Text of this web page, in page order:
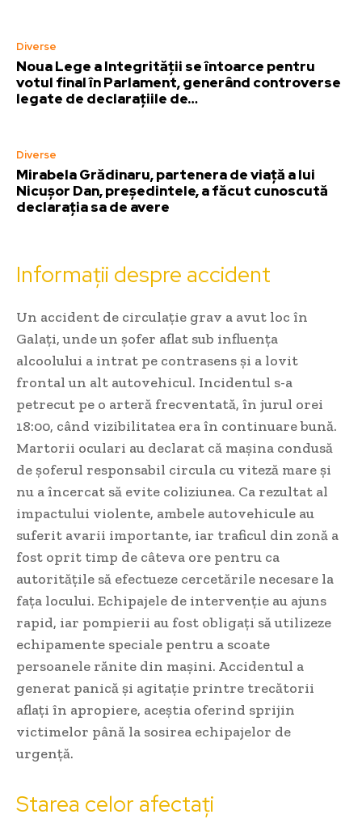
Diverse
Noua Lege a Integrității se întoarce pentru
votul final în Parlament, generând controverse
legate de declarațiile de…
Diverse
Mirabela Grădinaru, partenera de viață a lui
Nicușor Dan, președintele, a făcut cunoscută
declarația sa de avere
Informații despre accident
Un accident de circulație grav a avut loc în
Galați, unde un șofer aflat sub influența
alcoolului a intrat pe contrasens și a lovit
frontal un alt autovehicul. Incidentul s-a
petrecut pe o arteră frecventată, în jurul orei
18:00, când vizibilitatea era în continuare bună.
Martorii oculari au declarat că mașina condusă
de șoferul responsabil circula cu viteză mare și
nu a încercat să evite coliziunea. Ca rezultat al
impactului violente, ambele autovehicule au
suferit avarii importante, iar traficul din zonă a
fost oprit timp de câteva ore pentru ca
autoritățile să efectueze cercetările necesare la
fața locului. Echipajele de intervenție au ajuns
rapid, iar pompierii au fost obligați să utilizeze
echipamente speciale pentru a scoate
persoanele rănite din mașini. Accidentul a
generat panică și agitație printre trecătorii
aflați în apropiere, aceștia oferind sprijin
victimelor până la sosirea echipajelor de
urgență.
Starea celor afectați